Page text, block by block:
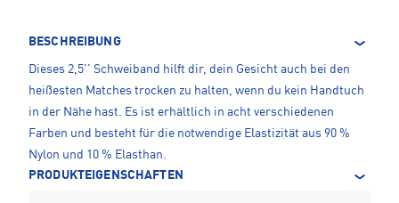
BESCHREIBUNG
Dieses 2,5'' Schweiband hilft dir, dein Gesicht auch bei den
heißesten Matches trocken zu halten, wenn du kein Handtuch
in der Nähe hast. Es ist erhältlich in acht verschiedenen
Farben und besteht für die notwendige Elastizität aus 90 %
Nylon und 10 % Elasthan.
PRODUKTEIGENSCHAFTEN